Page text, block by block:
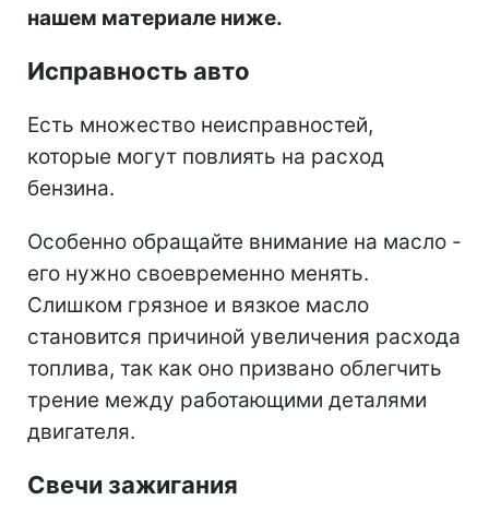
нашем материале ниже.
Исправность авто
Есть множество неисправностей,
которые могут повлиять на расход
бензина.
Особенно обращайте внимание на масло -
его нужно своевременно менять.
Слишком грязное и вязкое масло
становится причиной увеличения расхода
топлива, так как оно призвано облегчить
трение между работающими деталями
двигателя.
Свечи зажигания